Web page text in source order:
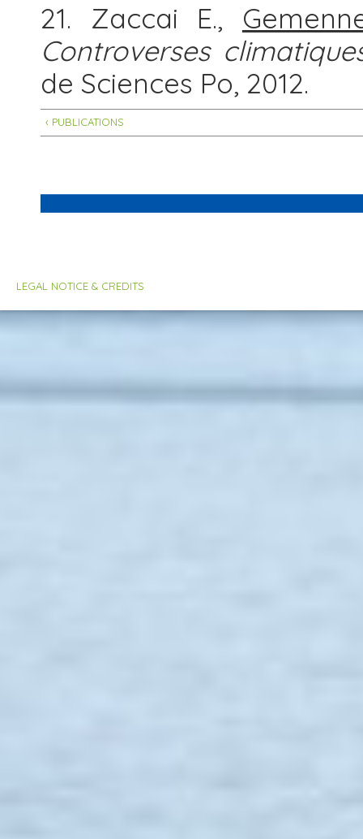
21. Zaccai E.,
Controverses
de Sciences Po, 2012.
‹ PUBLICATIONS
LEGAL NOTICE & CREDITS